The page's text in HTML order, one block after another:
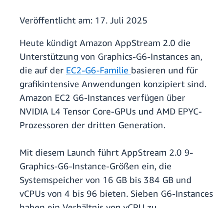
Veröffentlicht am: 17. Juli 2025
Heute kündigt Amazon AppStream 2.0 die
Unterstützung von Graphics-G6-Instances an,
die auf der EC2-G6-Familie basieren und für
grafikintensive Anwendungen konzipiert sind.
Amazon EC2 G6-Instances verfügen über
NVIDIA L4 Tensor Core-GPUs und AMD EPYC-
Prozessoren der dritten Generation.
Mit diesem Launch führt AppStream 2.0 9-
Graphics-G6-Instance-Größen ein, die
Systemspeicher von 16 GB bis 384 GB und
vCPUs von 4 bis 96 bieten. Sieben G6-Instances